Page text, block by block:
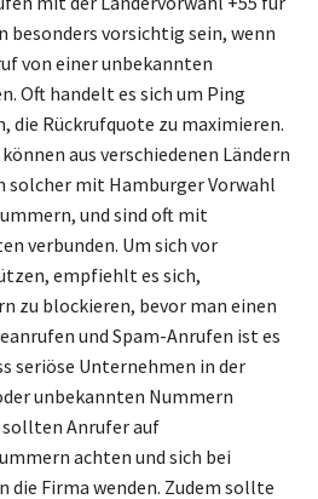
besonders vorsichtig sein, wenn
von einer unbekannten
Oft handelt es sich um Ping
die Rückrufquote zu maximieren.
aus verschiedenen Ländern
mit Hamburger Vorwahl
und sind oft mit
verbunden. Um sich vor
empfiehlt es sich,
zu blockieren, bevor man einen
und Spam-Anrufen ist es
seriöse Unternehmen in der
unbekannten Nummern
Anrufer auf
achten und sich bei
die Firma wenden. Zudem sollte